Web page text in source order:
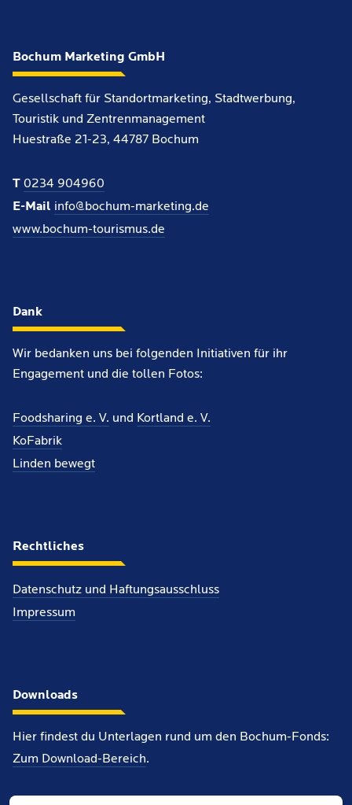
Bochum Marketing GmbH
Gesellschaft für Standortmarketing, Stadtwerbung,
Touristik und Zentrenmanagement
Huestraße 21-23, 44787 Bochum
T 0234 904960
E-Mail info@bochum-marketing.de
www.bochum-tourismus.de
Dank
Wir bedanken uns bei folgenden Initiativen für ihr
Engagement und die tollen Fotos:
Foodsharing e. V. und Kortland e. V.
KoFabrik
Linden bewegt
Rechtliches
Datenschutz und Haftungsausschluss
Impressum
Downloads
Hier findest du Unterlagen rund um den Bochum-Fonds:
Zum Download-Bereich.